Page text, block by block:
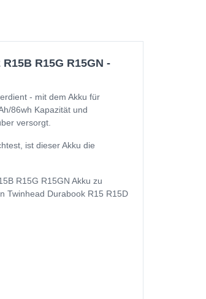
R15G R15GN -
- mit dem Akku für
86wh Kapazität und
versorgt.
ist dieser Akku die
R15G R15GN Akku zu
Twinhead Durabook R15 R15D